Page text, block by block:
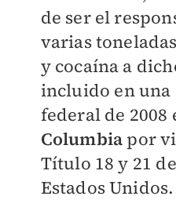
de ser el
varias
y cocaína a
incluido en una
federal de 2008
Columbia por
Título 18 y 21
Estados Unidos.